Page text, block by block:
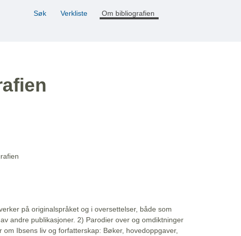
Søk Verkliste Om bibliografien
på originalspråket og i oversettelser, både som
andre publikasjoner. 2) Parodier over og omdiktninger
Ibsens liv og forfatterskap: Bøker, hovedoppgaver,